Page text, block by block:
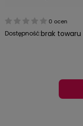
0 ocen
Dostępność:brak towaru